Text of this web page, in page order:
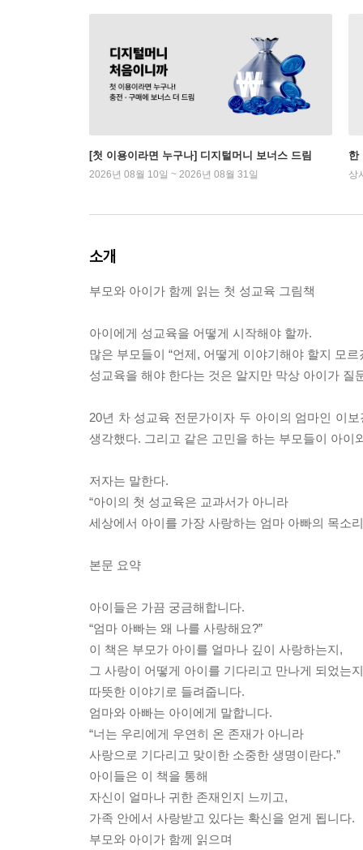
[첫 이용이라면 누구나] 디지털머니 보너스 드림
2026년 08월 10일 ~ 2026년 08월 31일
한
상
소개
부모와 아이가 함께 읽는 첫 성교육 그림책
아이에게 성교육을 어떻게 시작해야 할까.
많은 부모들이 “언제, 어떻게 이야기해야 할지 모르
성교육을 해야 한다는 것은 알지만 막상 아이가
20년 차 성교육 전문가이자 두 아이의 엄마인 이
생각했다. 그리고 같은 고민을 하는 부모들이 아
저자는 말한다.
“아이의 첫 성교육은 교과서가 아니라
세상에서 아이를 가장 사랑하는 엄마 아빠의 목소
본문 요약
아이들은 가끔 궁금해합니다.
“엄마 아빠는 왜 나를 사랑해요?”
이 책은 부모가 아이를 얼마나 깊이 사랑하는지,
그 사랑이 어떻게 아이를 기다리고 만나게 되었는
따뜻한 이야기로 들려줍니다.
엄마와 아빠는 아이에게 말합니다.
“너는 우리에게 우연히 온 존재가 아니라
사랑으로 기다리고 맞이한 소중한 생명이란다.”
아이들은 이 책을 통해
자신이 얼마나 귀한 존재인지 느끼고,
가족 안에서 사랑받고 있다는 확신을 얻게 됩니다.
부모와 아이가 함께 읽으며